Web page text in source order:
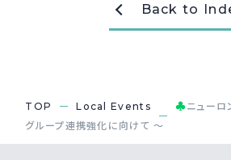
Back to
TOP Local Events ♣ニュー
グループ連携強化に向けて ～